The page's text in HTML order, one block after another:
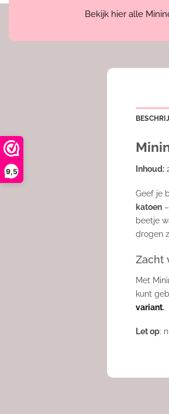
9,5
Bekijk hier alle
Inhoud:
Geef je
katoen–
beetje
drogen
Zacht
Met
kunt
variant.
Let op: